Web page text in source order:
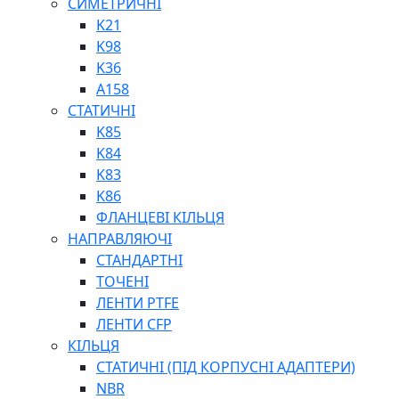
ШАРНІРНІ ПІДШИПНИКИ
ВУХА ГІДРОЦИЛІНДРА
ТРУБИ ХОНІНГОВАНІ
ШТОКИ ХРОМОВАНІ
МАСТИЛЬНЕ ОБЛАДНАННЯ
ПІСТОЛЕТИ
НАСОСИ ТА ПОМПИ
НАГНІТАЧІ
МУФТИ (НАСАДКИ) ДЛЯ ШПРИЦІВ
МАСЛЯНКИ, ЛІЙКИ
ПРЕС-МАСЛЯНКИ
K21
K98
K36
A158
СТАТИЧНІ
K85
K84
K83
K86
ФЛАНЦЕВІ КІЛЬЦЯ
НАПРАВЛЯЮЧІ
СТАНДАРТНІ
ТОЧЕНІ
ЛЕНТИ PTFE
ЛЕНТИ CFP
КІЛЬЦЯ
СТАТИЧНІ (ПІД КОРПУСНІ АДАПТЕРИ)
NBR